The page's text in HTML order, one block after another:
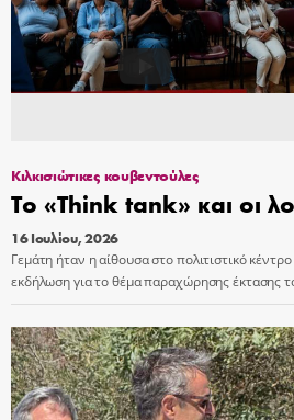
Κιλκισιώτικες κουβεντούλες
Το «Think tank» και οι
16 Ιουλίου, 2026
Γεμάτη ήταν η αίθουσα στο πολιτιστικό
εκδήλωση για το θέμα παραχώρησης έκτασης